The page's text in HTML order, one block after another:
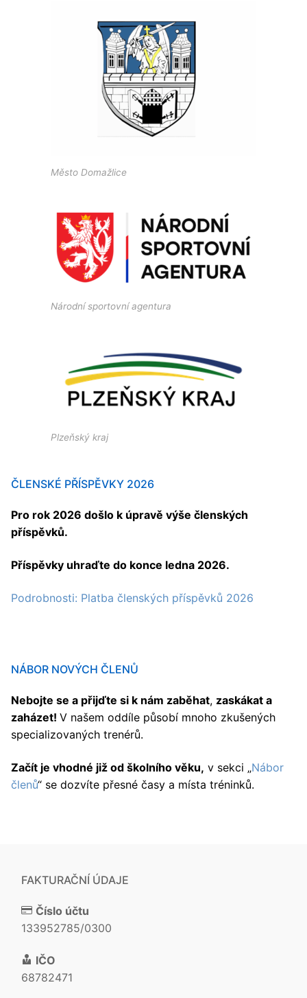
Město Domažlice
Národní sportovní agentura
Plzeňský kraj
ČLENSKÉ PŘÍSPĚVKY 2026
Pro rok 2026 došlo k úpravě výše členských
příspěvků.
Příspěvky uhraďte do konce ledna 2026.
Podrobnosti: Platba členských příspěvků 2026
NÁBOR NOVÝCH ČLENŮ
Nebojte se a přijďte si k nám zaběhat, zaskákat a
zaházet! V našem oddíle působí mnoho zkušených
specializovaných trenérů.
Začít je vhodné již od školního věku, v sekci „Nábor
členů“ se dozvíte přesné časy a místa tréninků.
FAKTURAČNÍ ÚDAJE
Číslo účtu
133952785/0300
IČO
68782471